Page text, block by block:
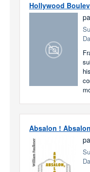
Hollywood
Absalon !